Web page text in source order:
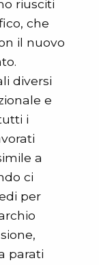
riusciti
che
il nuovo
diversi
e
i
a
ci
per
parati